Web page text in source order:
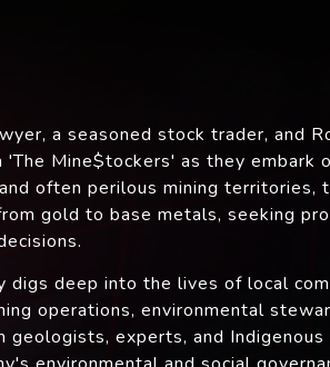
a seasoned stock trader, and
'The Mine$tockers' as they embark
often perilous mining territories,
gold to base metals, seeking
digs deep into the lives of local
operations, environmental
geologists, experts, and